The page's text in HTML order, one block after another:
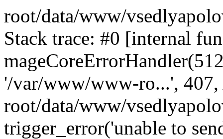
root/data/www/
Stack trace: #0 [internal
'/var/www/www-ro...',
root/data/www/
trigger_error('unable to